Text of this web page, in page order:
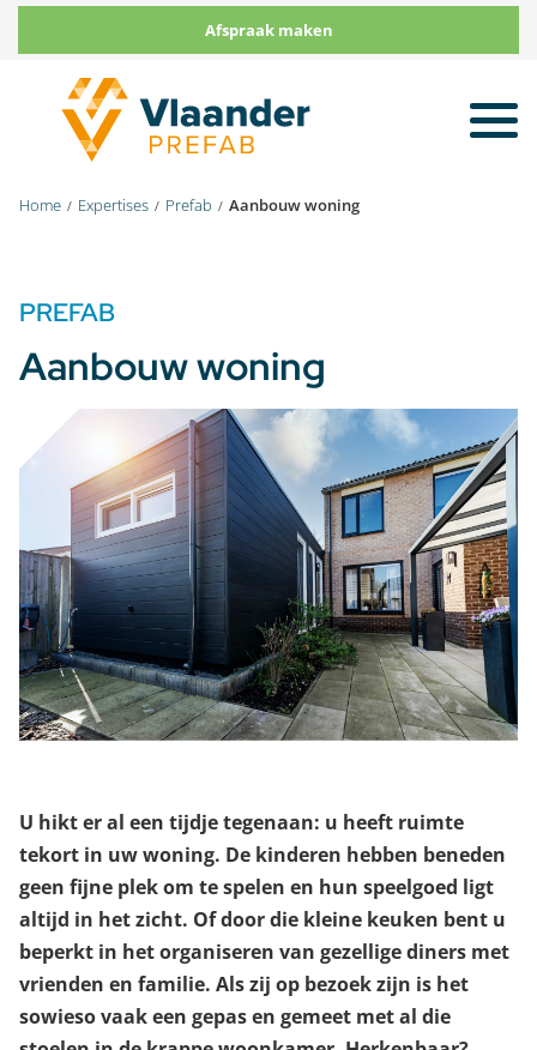
Afspraak maken
Home Expertises Prefab Aanbouw woning
PREFAB
Aanbouw woning
U hikt er al een tijdje tegenaan: u heeft ruimte
tekort in uw woning. De kinderen hebben beneden
geen fijne plek om te spelen en hun speelgoed ligt
altijd in het zicht. Of door die kleine keuken bent u
beperkt in het organiseren van gezellige diners met
vrienden en familie. Als zij op bezoek zijn is het
sowieso vaak een gepas en gemeet met al die